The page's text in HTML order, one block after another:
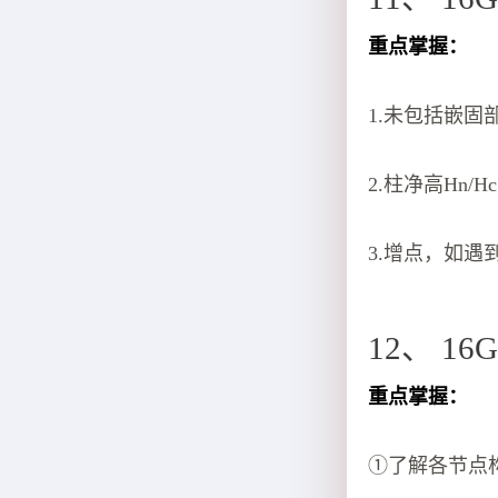
重点掌握：
1.未包括嵌固
2.柱净高Hn/
3.增点，如遇
12、
重点掌握：
①了解各节点